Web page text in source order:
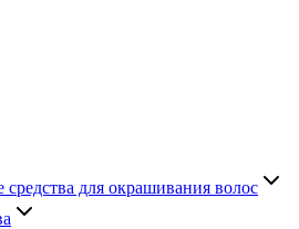
для окрашивания волос